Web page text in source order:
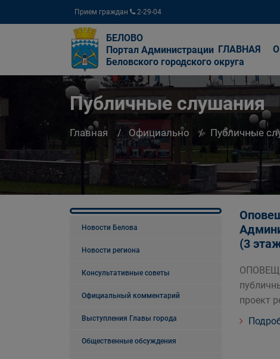
Прием граждан 2-29-04
БЕЛОВО
Портал Администрации
Беловского городского округа
ГЛАВНАЯ
Публичные слушания
Главная Официально Публичные
Новости Белова
Новости региона
Консультативные советы
Официальный комментарий
Выступления Главы города
Общественные обсуждения
(3
проект